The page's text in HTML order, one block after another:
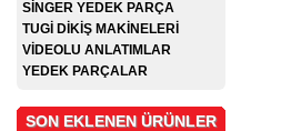
SİNGER YEDEK PARÇA
TUGİ DİKİŞ MAKİNELERİ
VİDEOLU ANLATIMLAR
YEDEK PARÇALAR
SON EKLENEN ÜRÜNLER